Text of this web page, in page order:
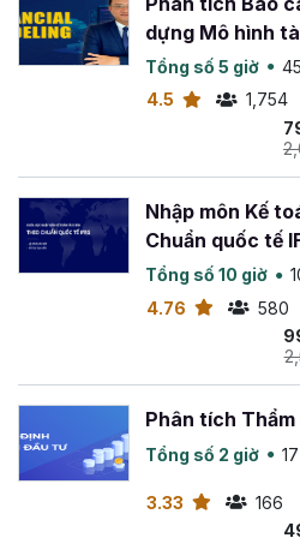
dựng Mô hình
Tổng số 5 giờ
4.5
1,754
Nhập môn Kế
Chuẩn quốc tế
Tổng số 10 giờ
4.76
580
Phân tích
Tổng số 2 giờ
3.33
166